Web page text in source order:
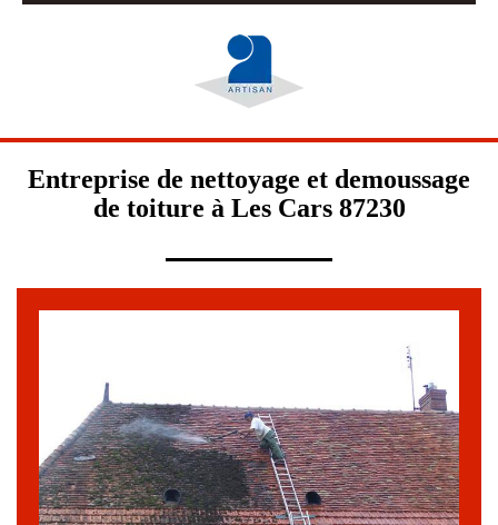
Entreprise de nettoyage et demoussage
de toiture à Les Cars 87230